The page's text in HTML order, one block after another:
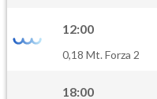
PM25
12:00
0,18 Mt. Forza 2
18:00